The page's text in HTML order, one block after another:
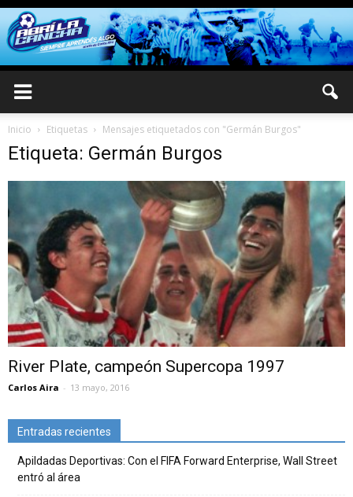
Inicio Etiquetas Mensajes etiquetados con "Germán Burgos"
Etiqueta: Germán Burgos
River Plate, campeón Supercopa 1997
Carlos Aira - 13 mayo, 2016
Entradas recientes
Apildadas Deportivas: Con el FIFA Forward Enterprise, Wall Street
entró al área